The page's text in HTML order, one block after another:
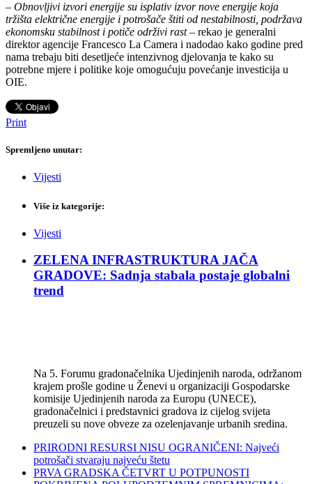
– Obnovljivi izvori energije su isplativ izvor nove energije koja
tržišta električne energije i potrošače štiti od nestabilnosti, podržava
ekonomsku stabilnost i potiče održivi rast– rekao je generalni
direktor agencije Francesco La Camera i nadodao kako godine pred
nama trebaju biti desetljeće intenzivnog djelovanja te kako su
potrebne mjere i politike koje omogućuju povećanje investicija u
OIE.
Print
Spremljeno unutar:
Vijesti
Više iz kategorije:
Vijesti
ZELENA INFRASTRUKTURA JAČA
GRADOVE: Sadnja stabala postaje globalni
trend
Na 5. Forumu gradonačelnika Ujedinjenih naroda, održanom
krajem prošle godine u Ženevi u organizaciji Gospodarske
komisije Ujedinjenih naroda za Europu (UNECE),
gradonačelnici i predstavnici gradova iz cijelog svijeta
preuzeli su nove obveze za ozelenjavanje urbanih sredina.
PRIRODNI RESURSI NISU OGRANIČENI: Najveći
potrošači stvaraju najveću štetu
PRVA GRADSKA ČETVRT U POTPUNOSTI